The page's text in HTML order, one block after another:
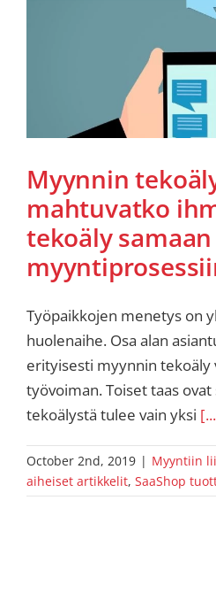
Myynnin
mahtuvatko
tekoäly samaan
Työpaikkojen menetys on
huolenaihe. Osa alan
erityisesti myynnin tekoäly
työvoiman. Toiset taas
tekoälystä tulee vain yksi
October 2nd, 2019 | Myyntiin
aiheiset artikkelit, SaaShop